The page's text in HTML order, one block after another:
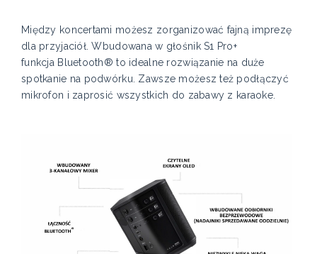
Między koncertami możesz zorganizować fajną imprezę
dla przyjaciół. Wbudowana w głośnik S1 Pro+
funkcja Bluetooth® to idealne rozwiązanie na duże
spotkanie na podwórku. Zawsze możesz też podłączyć
mikrofon i zaprosić wszystkich do zabawy z karaoke.